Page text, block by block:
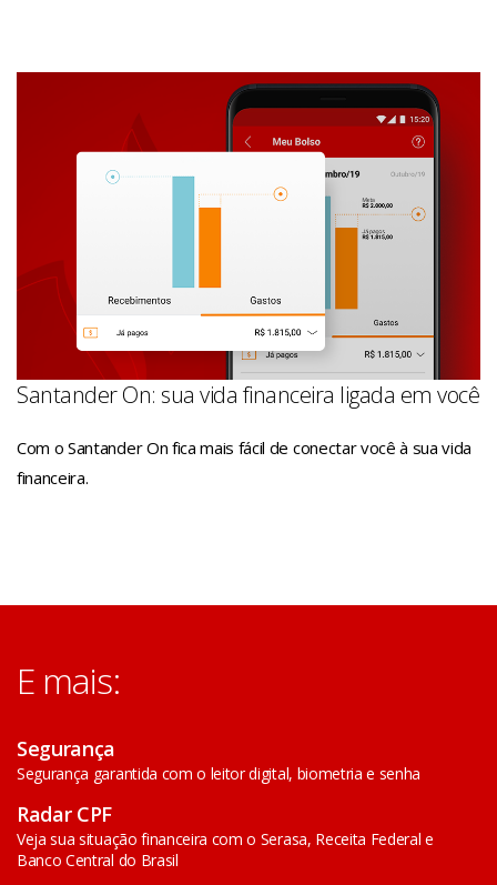
Santander On: sua vida financeira ligada em você
Com o Santander On fica mais fácil de conectar você à sua vida
financeira.
E mais:
Segurança
Segurança garantida com o leitor digital, biometria e senha
Radar CPF
Veja sua situação financeira com o Serasa, Receita Federal e
Banco Central do Brasil